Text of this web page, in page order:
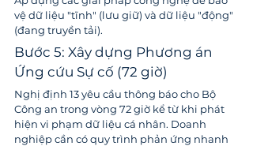
vệ dữ liệu "tĩnh" (lưu giữ) và dữ liệu "động"
(đang truyền tải).
Bước 5: Xây dựng Phương án
Ứng cứu Sự cố (72 giờ)
Nghị định 13 yêu cầu thông báo cho Bộ
Công an trong vòng 72 giờ kể từ khi phát
hiện vi phạm dữ liệu cá nhân. Doanh
nghiệp cần có quy trình phản ứng nhanh